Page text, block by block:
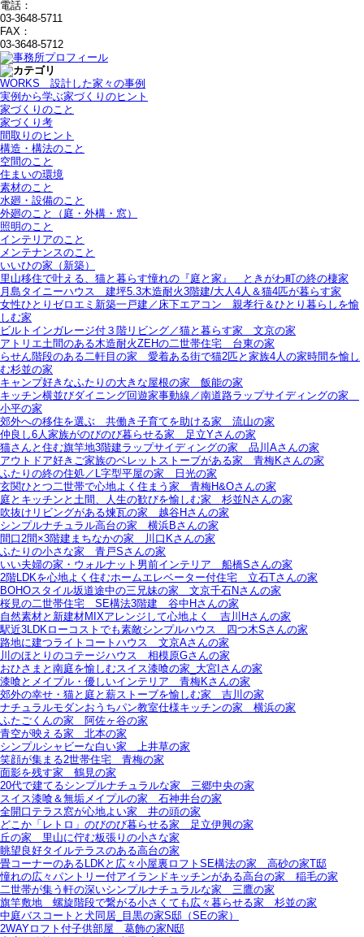
電話：
03-3648-5711
FAX：
03-3648-5712
WORKS＿設計した家々の事例
実例から学ぶ家づくりのヒント
家づくりのこと
家づくり考
間取りのヒント
構造・構法のこと
空間のこと
住まいの環境
素材のこと
水廻・設備のこと
外廻のこと（庭・外構・窓）
照明のこと
インテリアのこと
メンテナンスのこと
いいひの家（新築）
里山移住で叶える、猫と暮らす憧れの『庭と家』＿ときがわ町の終の棲家
月島タイニーハウス＿建坪5.3木造耐火3階建/大人4人＆猫4匹が暮らす家
女性ひとりゼロエミ新築一戸建／床下エアコン＿親孝行＆ひとり暮らしを愉
しむ家
ビルトインガレージ付３階リビング／猫と暮らす家＿文京の家
アトリエ土間のある木造耐火ZEHの二世帯住宅＿台東の家
らせん階段のある二軒目の家＿愛着ある街で猫2匹と家族4人の家時間を愉し
む杉並の家
キャンプ好きなふたりの大きな屋根の家＿飯能の家
キッチン横並びダイニング回遊家事動線／南道路ラップサイディングの家＿
小平の家
郊外への移住を選ぶ＿共働き子育てを助ける家＿流山の家
仲良し6人家族がのびのび暮らせる家＿足立Yさんの家
猫さんと住む旗竿地3階建ラップサイディングの家＿品川Aさんの家
アウトドア好きご家族のペレットストーブがある家＿青梅Kさんの家
ふたりの終の住処／L字型平屋の家＿日光の家
玄関ひとつ二世帯で心地よく住まう家＿青梅H&Oさんの家
庭とキッチンと土間、人生の歓びを愉しむ家＿杉並Nさんの家
吹抜けリビングがある煉瓦の家＿越谷Hさんの家
シンプルナチュラル高台の家＿横浜Bさんの家
間口2間×3階建まちなかの家＿川口Kさんの家
ふたりの小さな家＿青戸Sさんの家
いい夫婦の家・ウォルナット男前インテリア＿船橋Sさんの家
2階LDKを心地よく住むホームエレベーター付住宅＿立石Tさんの家
BOHOスタイル坂道途中の三兄妹の家＿文京千石Nさんの家
桜見の二世帯住宅＿SE構法3階建＿谷中Hさんの家
自然素材と新建材MIXアレンジして心地よく＿吉川Hさんの家
駅近3LDKローコストでも素敵シンプルハウス＿四つ木Sさんの家
路地に建つライトコートハウス＿文京Aさんの家
川のほとりのコテージハウス＿相模原Gさんの家
おひさまと南庭を愉しむスイス漆喰の家_大宮Iさんの家
漆喰とメイプル・優しいインテリア＿青梅Kさんの家
郊外の幸せ・猫と庭と薪ストーブを愉しむ家＿吉川の家
ナチュラルモダンおうちパン教室仕様キッチンの家＿横浜の家
ふたごくんの家＿阿佐ヶ谷の家
青空が映える家＿北本の家
シンプルシャビーな白い家＿上井草の家
笑顔が集まる2世帯住宅＿青梅の家
面影を残す家＿鶴見の家
20代で建てるシンプルナチュラルな家＿三郷中央の家
スイス漆喰＆無垢メイプルの家＿石神井台の家
全開口テラス窓が心地よい家＿井の頭の家
どこか「レトロ」のびのび暮らせる家＿足立伊興の家
丘の家＿里山に佇む板張りの小さな家
眺望良好タイルテラスのある高台の家
畳コーナーのあるLDKと広々小屋裏ロフトSE構法の家＿高砂の家T邸
憧れの広々パントリー付アイランドキッチンがある高台の家＿稲毛の家
二世帯が集う軒の深いシンプルナチュラルな家＿三鷹の家
旗竿敷地＿螺旋階段で繋がる小さくても広々暮らせる家＿杉並の家
中庭バスコートと犬同居_目黒の家S邸（SEの家）
2WAYロフト付子供部屋＿葛飾の家N邸